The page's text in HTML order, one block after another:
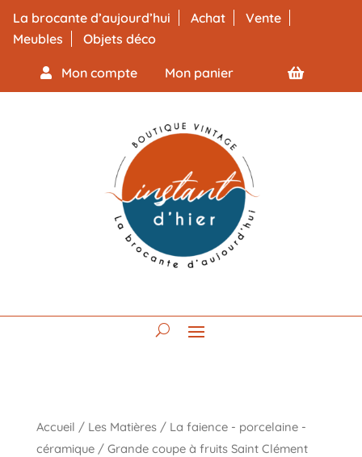
La brocante d’aujourd’hui Achat
Vente
Meubles
Objets déco
Mon compte Mon panier
Accueil / Les Matières/ La faience - porcelaine -
céramique/ Grande coupe à fruits Saint Clément